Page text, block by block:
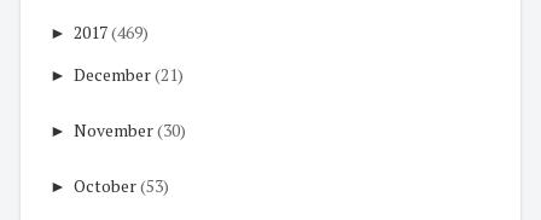
► 2017(469)
► December(21)
► November(30)
► October(53)